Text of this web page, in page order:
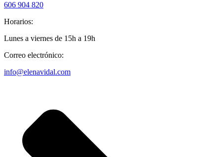
606 904 820
Horarios:
Lunes a viernes de 15h a 19h
Correo electrónico:
info@elenavidal.com